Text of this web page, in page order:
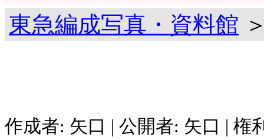
東急編成写真・資料館
作成者: 矢口 | 公開者: 矢口 |